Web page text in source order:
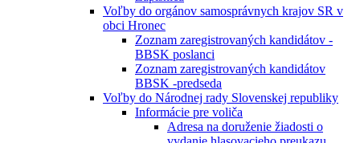
Voľby do orgánov samosprávnych krajov SR v
obci Hronec
Zoznam zaregistrovaných kandidátov -
BBSK poslanci
Zoznam zaregistrovaných kandidátov
BBSK -predseda
Voľby do Národnej rady Slovenskej republiky
Informácie pre voliča
Adresa na doruženie žiadosti o